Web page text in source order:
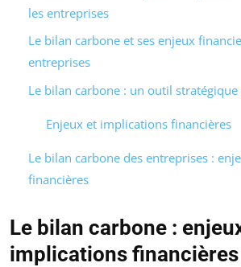
les entreprises
Le bilan carbone et ses enjeux
entreprises
Le bilan carbone : un outil
Enjeux et implications financières
Le bilan carbone des entreprises :
financières
Le bilan carbone :
implications